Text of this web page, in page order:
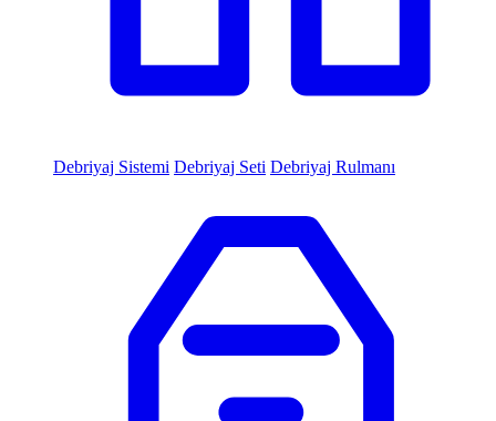
Debriyaj Sistemi Debriyaj Seti Debriyaj Rulmanı